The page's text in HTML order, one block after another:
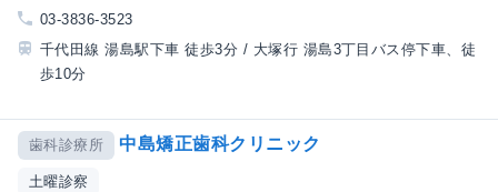
03-3836-3523
千代田線 湯島駅下車 徒歩3分 / 大塚行 湯島3丁目バス停下車、徒
歩10分
歯科診療所 中島矯正歯科クリニック
土曜診察